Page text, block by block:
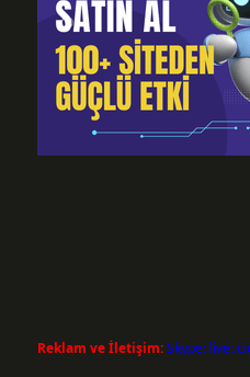
Reklam ve İletişim:Skype: